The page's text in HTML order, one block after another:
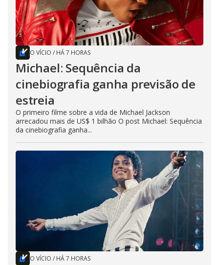
O VÍCIO / HÁ 7 HORAS
Michael: Sequência da
cinebiografia ganha previsão de
estreia
O primeiro filme sobre a vida de Michael Jackson
arrecadou mais de US$ 1 bilhão O post Michael: Sequência
da cinebiografia ganha...
O VÍCIO / HÁ 7 HORAS